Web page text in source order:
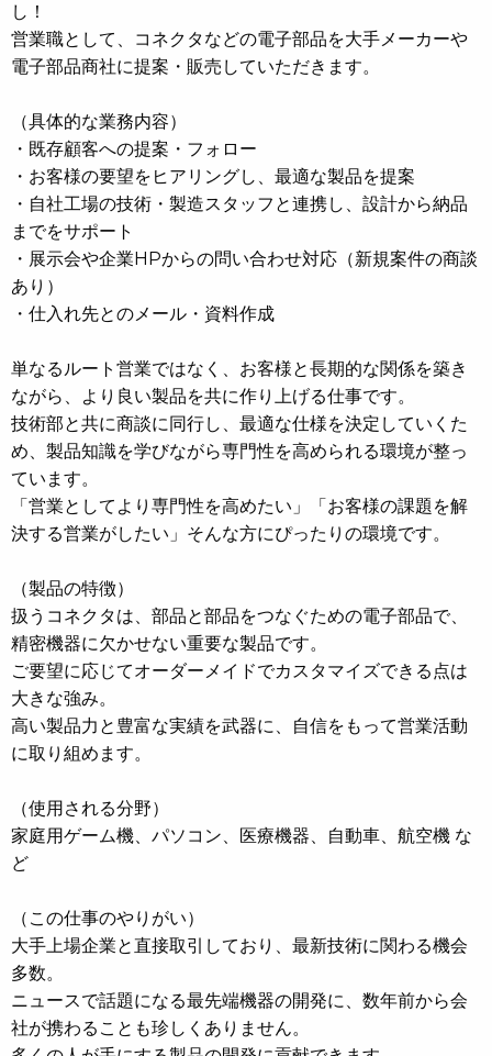
し！
営業職として、コネクタなどの電子部品を大手メーカーや
電子部品商社に提案・販売していただきます。
（具体的な業務内容）
・既存顧客への提案・フォロー
・お客様の要望をヒアリングし、最適な製品を提案
・自社工場の技術・製造スタッフと連携し、設計から納品
までをサポート
・展示会や企業HPからの問い合わせ対応（新規案件の商談
あり）
・仕入れ先とのメール・資料作成
単なるルート営業ではなく、お客様と長期的な関係を築き
ながら、より良い製品を共に作り上げる仕事です。
技術部と共に商談に同行し、最適な仕様を決定していくた
め、製品知識を学びながら専門性を高められる環境が整っ
ています。
「営業としてより専門性を高めたい」「お客様の課題を解
決する営業がしたい」そんな方にぴったりの環境です。
（製品の特徴）
扱うコネクタは、部品と部品をつなぐための電子部品で、
精密機器に欠かせない重要な製品です。
ご要望に応じてオーダーメイドでカスタマイズできる点は
大きな強み。
高い製品力と豊富な実績を武器に、自信をもって営業活動
に取り組めます。
（使用される分野）
家庭用ゲーム機、パソコン、医療機器、自動車、航空機 な
ど
（この仕事のやりがい）
大手上場企業と直接取引しており、最新技術に関わる機会
多数。
ニュースで話題になる最先端機器の開発に、数年前から会
社が携わることも珍しくありません。